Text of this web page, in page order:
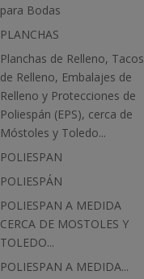
para Bodas
PLANCHAS
Planchas de Relleno, Tacos
de Relleno, Embalajes de
Relleno y Protecciones de
Poliespán (EPS), cerca de
Móstoles y Toledo...
POLIESPAN
POLIESPÁN
POLIESPAN A MEDIDA
CERCA DE MOSTOLES Y
TOLEDO...
POLIESPAN A MEDIDA...